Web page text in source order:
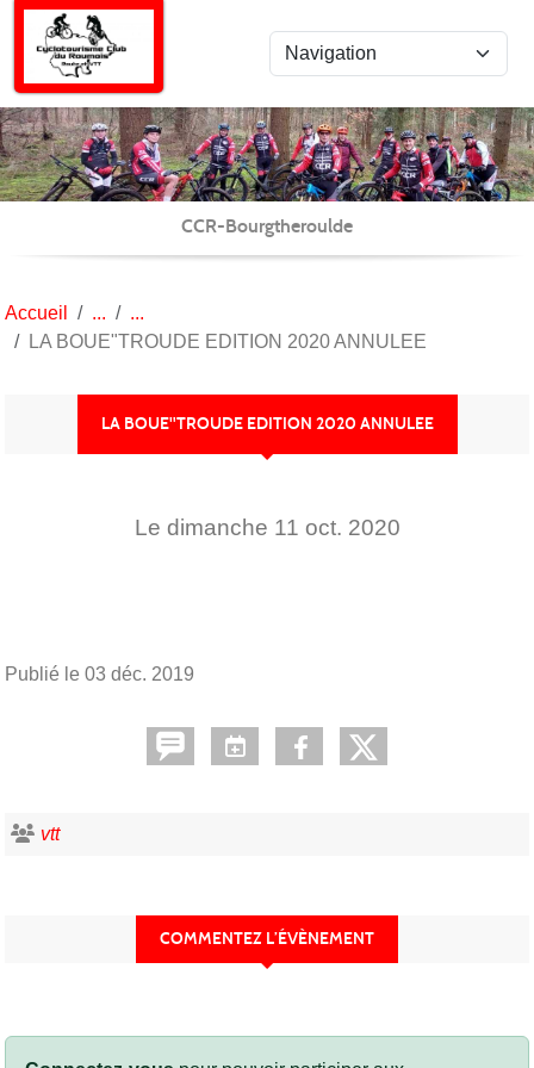
CCR-Bourgtheroulde
Accueil
LA BOUE"TROUDE EDITION 2020 ANNULEE
LA BOUE"TROUDE EDITION 2020 ANNULEE
Le dimanche 11 oct. 2020
Publié le 03 déc. 2019
vtt
COMMENTEZ L’ÉVÈNEMENT
Panneau de gestion des cookies